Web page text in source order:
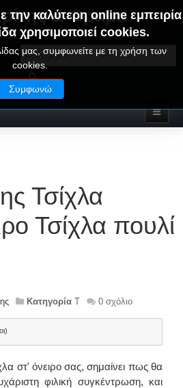
& Όραμα
- ΑΛΦΑΒΗΤΙΚΟΣ ΟΝΕΙΡΟΚΡΙΤΗΣ
την καλύτερη online εμπειρία
χρησιμοποιεί cookies.
μας, συμφωνείτε με τη χρήση των
cookies.
Συμφωνώ
Τσίχλα
Τσίχλα πουλί
Κατηγορία Τ 0 σχόλιο
στ' όνειρο σας, σημαίνει πως θα
φιλική συγκέντρωση, και